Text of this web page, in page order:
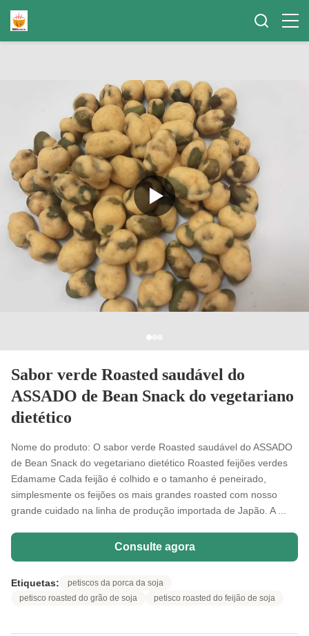
Sabor verde Roasted saudável do
ASSADO de Bean Snack do vegetariano
dietético
Nome do produto: O sabor verde Roasted saudável do ASSADO
de Bean Snack do vegetariano dietético Roasted feijões verdes
Edamame Cada feijão é colhido e o tamanho é peneirado,
simplesmente os feijões os mais grandes roasted com nosso
grande cuidado na linha de produção importada de Japão. A ...
Consulte agora
Etiquetas:
petiscos da porca da soja
petisco roasted do grão de soja
petisco roasted do feijão de soja